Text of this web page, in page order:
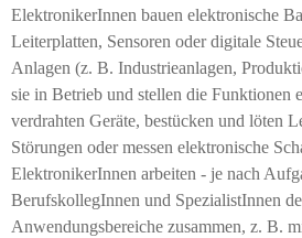
ElektronikerInnen bauen elektronische
Leiterplatten, Sensoren oder digitale
Anlagen (z. B. Industrieanlagen,
sie in Betrieb und stellen die Funktionen
verdrahten Geräte, bestücken und löten
Störungen oder messen elektronische
ElektronikerInnen arbeiten - je nach
BerufskollegInnen und SpezialistInnen
Anwendungsbereiche zusammen, z. B.